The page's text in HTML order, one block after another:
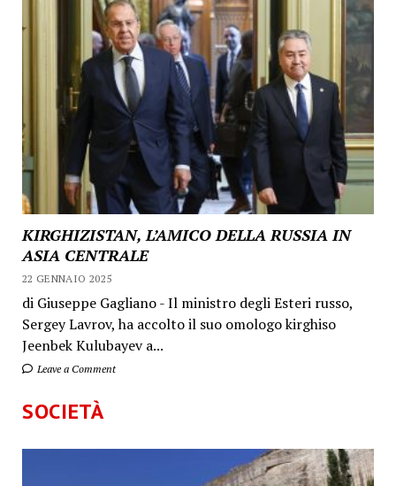
KIRGHIZISTAN, L’AMICO DELLA RUSSIA IN
ASIA CENTRALE
22 GENNAIO 2025
di Giuseppe Gagliano - Il ministro degli Esteri russo,
Sergey Lavrov, ha accolto il suo omologo kirghiso
Jeenbek Kulubayev a...
Leave a Comment
SOCIETÀ